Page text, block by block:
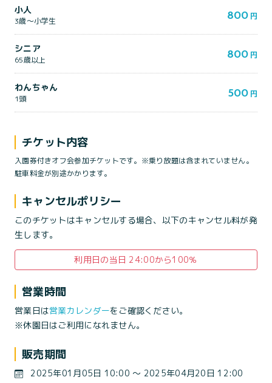
小人
3歳～小学生 800 円
シニア
65歳以上 800 円
わんちゃん
1頭 500 円
チケット内容
入園券付きオフ会参加チケットです。※乗り放題は含まれていません。
駐車料金が別途かかります。
キャンセルポリシー
このチケットはキャンセルする場合、以下のキャンセル料が発
生します。
利用日の当日 24:00から100％
営業時間
営業日は営業カレンダーをご確認ください。
※休園日はご利用になれません。
販売期間
2025年01月05日 10:00 〜 2025年04月20日 12:00